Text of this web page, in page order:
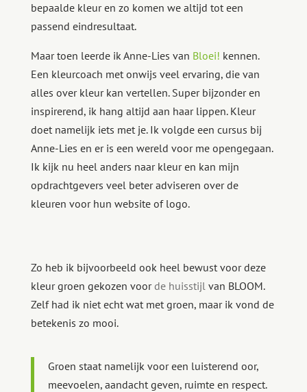
bepaalde kleur en zo komen we altijd tot een
passend eindresultaat.
Maar toen leerde ik Anne-Lies van Bloei! kennen.
Een kleurcoach met onwijs veel ervaring, die van
alles over kleur kan vertellen. Super bijzonder en
inspirerend, ik hang altijd aan haar lippen. Kleur
doet namelijk iets met je. Ik volgde een cursus bij
Anne-Lies en er is een wereld voor me opengegaan.
Ik kijk nu heel anders naar kleur en kan mijn
opdrachtgevers veel beter adviseren over de
kleuren voor hun website of logo.
Zo heb ik bijvoorbeeld ook heel bewust voor deze
kleur groen gekozen voorde huisstijlvan BLOOM.
Zelf had ik niet echt wat met groen, maar ik vond de
betekenis zo mooi.
Groen staat namelijk voor een luisterend oor,
meevoelen, aandacht geven, ruimte en respect.